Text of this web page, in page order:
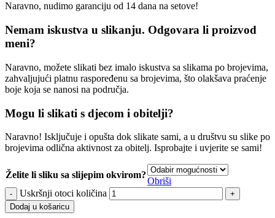
Naravno, nudimo garanciju od 14 dana na setove!
Nemam iskustva u slikanju. Odgovara li proizvod
meni?
Naravno, možete slikati bez imalo iskustva sa slikama po brojevima,
zahvaljujući platnu raspoređenu sa brojevima, što olakšava praćenje
boje koja se nanosi na područja.
Mogu li slikati s djecom i obitelji?
Naravno! Isključuje i opušta dok slikate sami, a u društvu su slike po
brojevima odlična aktivnost za obitelj. Isprobajte i uvjerite se sami!
Želite li sliku sa slijepim okvirom?
Obriši
Uskršnji otoci količina
Dodaj u košaricu